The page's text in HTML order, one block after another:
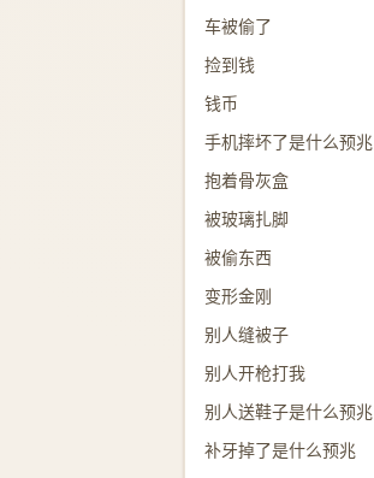
车被偷了
捡到钱
钱币
手机摔坏了是什么预兆
抱着骨灰盒
被玻璃扎脚
被偷东西
变形金刚
别人缝被子
别人开枪打我
别人送鞋子是什么预兆
补牙掉了是什么预兆